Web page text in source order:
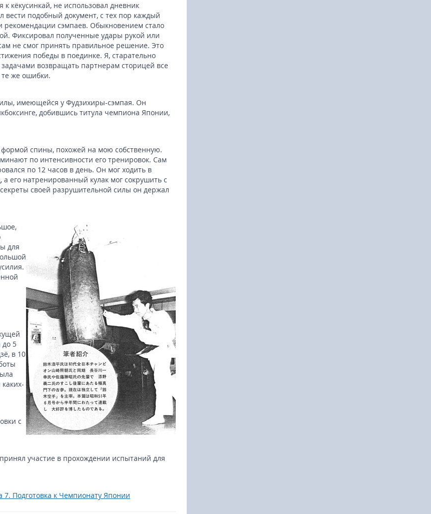
к кёкусинкай, не использовал дневник
вести подобный документ, с тех пор каждый
рекомендации сэмпаев. Обыкновением стало
Фиксировал полученные удары рукой или
не смог принять правильное решение. Это
победы в поединке. Я, старательно
возвращать партнерам сторицей все
же ошибки.
имеющейся у Фудзихиры-сэмпая. Он
добившись титула чемпиона Японии,
спины, похожей на мою собственную.
по интенсивности его тренировок. Сам
по 12 часов в день. Он мог ходить в
его натренированный кулак мог сокрушить с
своей разрушительной силы он держал
для
до 5
в 10
с
участие в прохождении испытаний для
7. Подготовка к Чемпионату Японии